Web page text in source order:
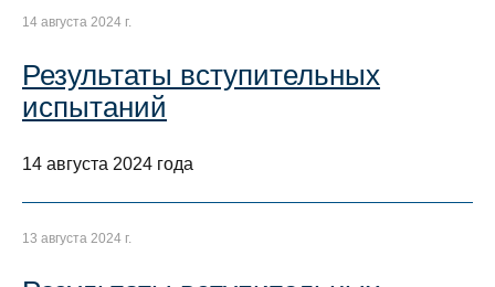
14 августа 2024 г.
Результаты вступительных
испытаний
14 августа 2024 года
13 августа 2024 г.